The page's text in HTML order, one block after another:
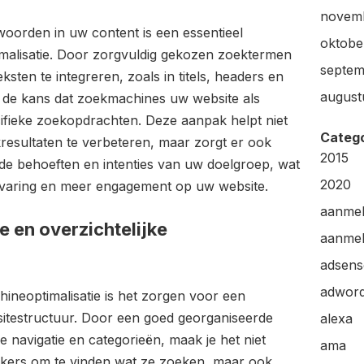
in uw content is een essentieel
Door zorgvuldig gekozen zoektermen
te integreren, zoals in titels, headers en
kans dat zoekmachines uw website als
zoekopdrachten. Deze aanpak helpt niet
te verbeteren, maar zorgt er ook
behoeften en intenties van uw doelgroep, wat
en meer engagement op uw website.
en overzichtelijke
is het zorgen voor een
Door een goed georganiseerde
en categorieën, maak je het niet
2015
2020
alexa
ama